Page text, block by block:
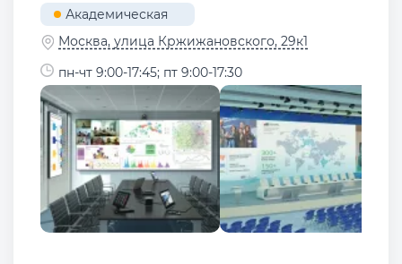
Академическая
Москва, улица Кржижановского, 29к1
пн-чт 9:00-17:45; пт 9:00-17:30